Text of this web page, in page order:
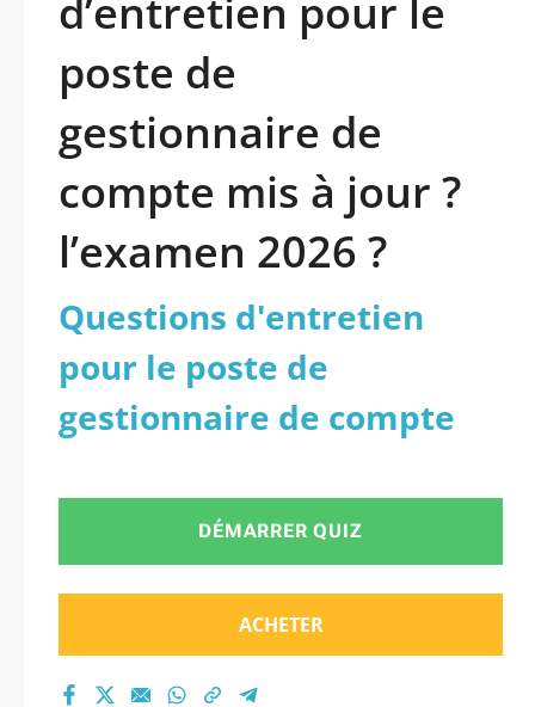
d’entretien pour le
poste de
gestionnaire de
compte mis à jour ?
l’examen 2026 ?
Questions d'entretien
pour le poste de
gestionnaire de compte
DÉMARRER QUIZ
ACHETER